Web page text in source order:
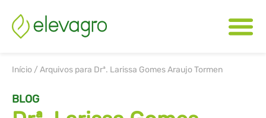
Início /Arquivos para Drª. Larissa Gomes Araujo Tormen
BLOG